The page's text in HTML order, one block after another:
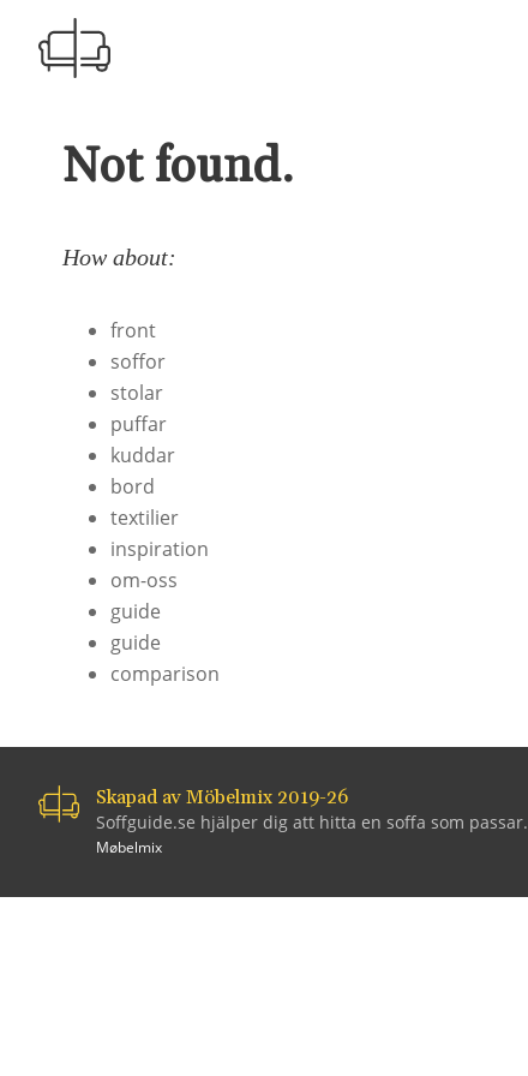
Not found.
How about:
front
soffor
stolar
puffar
kuddar
bord
textilier
inspiration
om-oss
guide
guide
comparison
Skapad av Möbelmix 2019-26
Soffguide.se hjälper dig att hitta en soffa som passar.
Møbelmix